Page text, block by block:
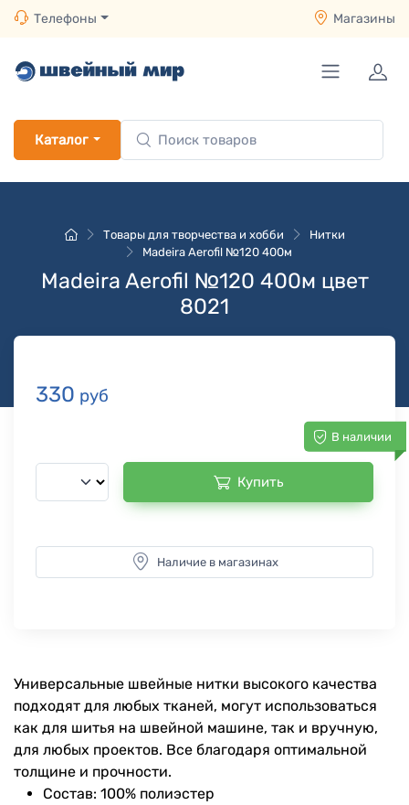
Телефоны Магазины
Каталог
Товары для творчества и хобби
Нитки
Madeira Aerofil №120 400м
Madeira Aerofil №120 400м цвет
8021
330 руб
В наличии
Купить
Наличие в магазинах
Универсальные швейные нитки высокого качества
подходят для любых тканей, могут использоваться
как для шитья на швейной машине, так и вручную,
для любых проектов. Все благодаря оптимальной
толщине и прочности.
Состав: 100% полиэстер